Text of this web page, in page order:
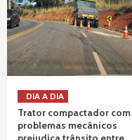
DIA A DIA
Trator compactador com
problemas mecânicos